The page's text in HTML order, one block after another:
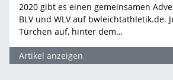
2020 gibt es einen gemeinsamen
BLV und WLV auf bwleichtathletik.de.
Türchen auf, hinter dem…
Artikel anzeigen